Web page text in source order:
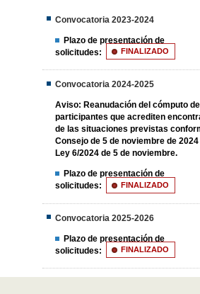
Convocatoria 2023-2024
Plazo de presentación de
solicitudes:
FINALIZADO
Convocatoria 2024-2025
Aviso: Reanudación del cómputo
participantes que acrediten
de las situaciones previstas
Consejo de 5 de noviembre de
Ley 6/2024 de 5 de noviembre.
Plazo de presentación de
solicitudes:
FINALIZADO
Convocatoria 2025-2026
Plazo de presentación de
solicitudes:
FINALIZADO